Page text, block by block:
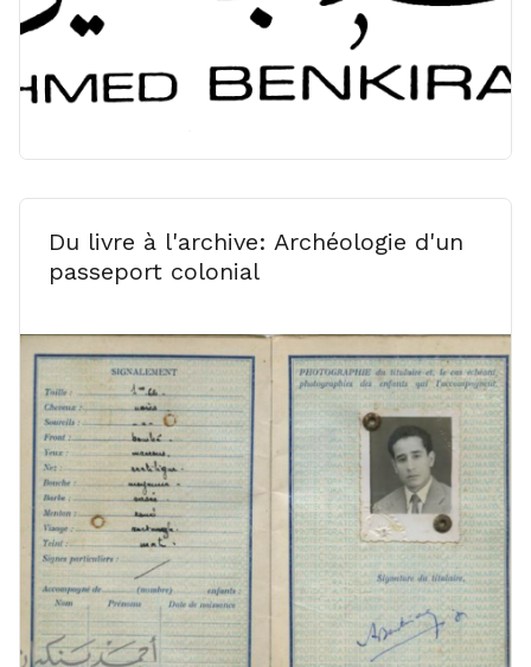
Du livre à l'archive: Archéologie d'un
passeport colonial